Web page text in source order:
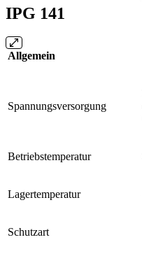
IPG 141
Allgemein
Spannungsversorgung
Betriebstemperatur
Lagertemperatur
Schutzart